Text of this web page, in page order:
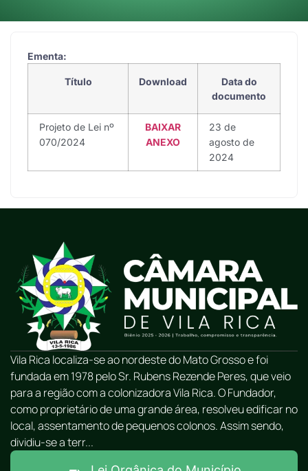
Ementa:
Título Download
Data do
documento
Projeto de Lei nº
070/2024
BAIXAR
ANEXO
23 de
agosto de
2024
Vila Rica localiza-se ao nordeste do Mato Grosso e foi
fundada em 1978 pelo Sr. Rubens Rezende Peres, que veio
para a região com a colonizadora Vila Rica. O Fundador,
como proprietário de uma grande área, resolveu edificar no
local, assentamento de pequenos colonos. Assim sendo,
dividiu-se a terr...